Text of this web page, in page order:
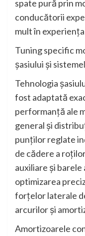
spate pură prin
conducătorii
mult în
Tuning specific
şasiului şi
Tehnologia
fost adaptată
performanţă ale
general şi
punţilor reglate
de cădere a
auxiliare şi
optimizarea
forţelor laterale
arcurilor şi
Amortizoarele